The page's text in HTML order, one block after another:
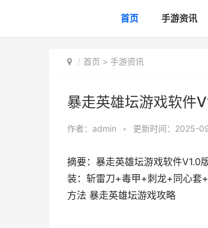
首页 手游资讯
首页 > 手游资讯
暴走英雄坛游戏软件
作者： admin • 更新时间：2025-
摘要：暴走英雄坛游戏软件V1.0
装：斩雷刀+毒甲+刺龙+同心套
方法 暴走英雄坛游戏攻略